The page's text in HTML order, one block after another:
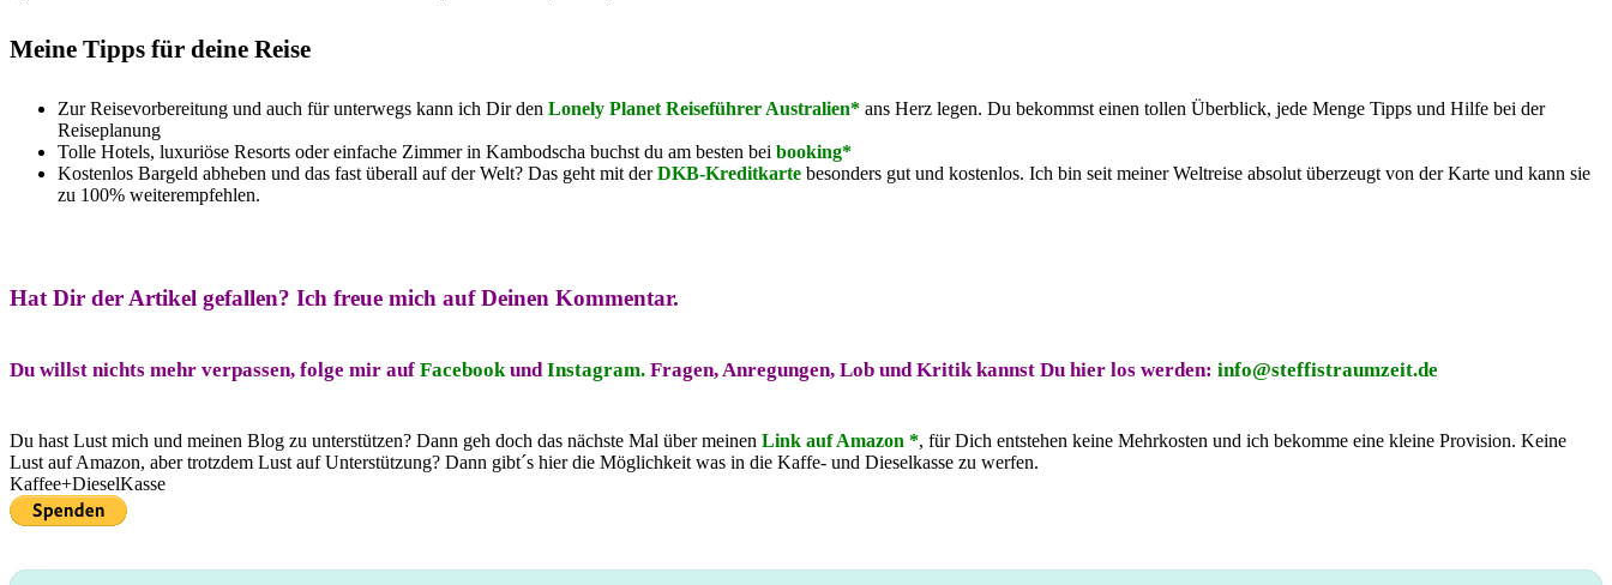
Meine Tipps für deine Reise
Zur Reisevorbereitung und auch für unterwegs kann ich Dir den Lonely Planet Reiseführer Australien* ans Herz legen. Du bekommst einen tollen Überblick, jede Menge Tipps und Hilfe bei der
Reiseplanung
Tolle Hotels, luxuriöse Resorts oder einfache Zimmer in Kambodscha buchst du am besten bei booking*
Kostenlos Bargeld abheben und das fast überall auf der Welt? Das geht mit derDKB-Kreditkarte besonders gut und kostenlos. Ich bin seit meiner Weltreise absolut überzeugt von der Karte und kann sie
zu 100% weiterempfehlen.
Hat Dir der Artikel gefallen? Ich freue mich auf Deinen Kommentar.
Du willst nichts mehr verpassen, folge mir auf Facebookund Instagram. Fragen, Anregungen, Lob und Kritik kannst Du hier los werden: info@steffistraumzeit.de
Du hast Lust mich und meinen Blog zu unterstützen? Dann geh doch das nächste Mal über meinen Link auf Amazon *, für Dich entstehen keine Mehrkosten und ich bekomme eine kleine Provision. Keine
Lust auf Amazon, aber trotzdem Lust auf Unterstützung? Dann gibt´s hier die Möglichkeit was in die Kaffe- und Dieselkasse zu werfen.
Kaffee+DieselKasse